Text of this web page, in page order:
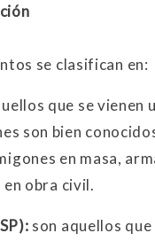
se clasifican en:
que se
son bien
en masa,
obra civil.
son aquellos